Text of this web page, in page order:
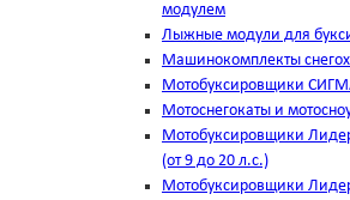
модулем
Лыжные модули для
Машинокомплекты
Мотобуксировщики
Мотоснегокаты и
Мотобуксировщики
(от 9 до 20 л.с.)
Мотобуксировщики